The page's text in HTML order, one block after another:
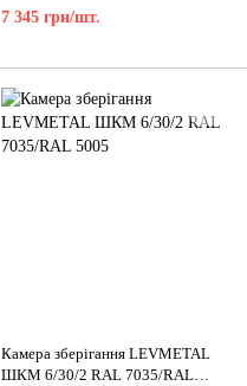
7 345 грн/шт.
Камера зберігання LEVMETAL
ШКМ 6/30/2 RAL 7035/RAL